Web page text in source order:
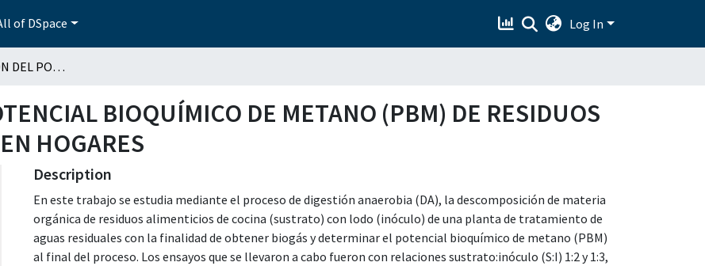
of DSpace Log In
DETERMINACIÓN DEL POTENCIAL BIOQUÍMICO DE METANO (PBM) DE RESIDUOS DE FRUTAS Y VERDURAS EN HOGARES
BIOQUÍMICO DE METANO (PBM) DE RESIDUOS
HOGARES
Description
En este trabajo se estudia mediante el proceso de digestión anaerobia (DA), la descomposición de materia
orgánica de residuos alimenticios de cocina (sustrato) con lodo (inóculo) de una planta de tratamiento de
aguas residuales con la finalidad de obtener biogás y determinar el potencial bioquímico de metano (PBM)
al final del proceso. Los ensayos que se llevaron a cabo fueron con relaciones sustrato:inóculo (S:I) 1:2 y 1:3,